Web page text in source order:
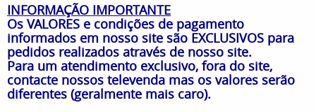
INFORMAÇÃO IMPORTANTE
Os VALORES e condições de pagamento
informados em nosso site são EXCLUSIVOS para
pedidos realizados através de nosso site.
Para um atendimento exclusivo, fora do site,
contacte nossos televenda mas os valores serão
diferentes (geralmente mais caro).